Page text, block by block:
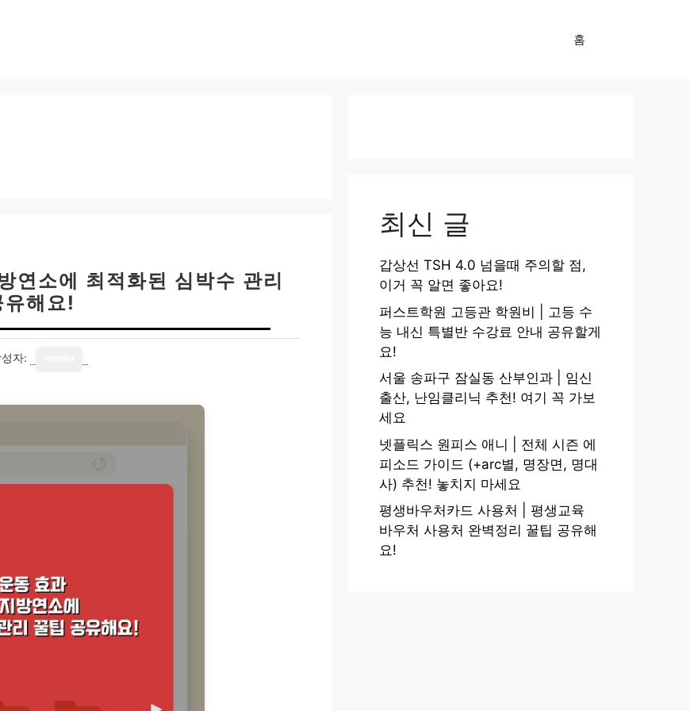
홈
연소에 최적화된 심박수 관리
해요!
자:
최신 글
갑상선 TSH 4.0 넘을때 주의할 점,
이거 꼭 알면 좋아요!
퍼스트학원 고등관 학원비 | 고등 수
능 내신 특별반 수강료 안내 공유할게
요!
서울 송파구 잠실동 산부인과 | 임신
출산, 난임클리닉 추천! 여기 꼭 가보
세요
넷플릭스 원피스 애니 | 전체 시즌 에
피소드 가이드 (+arc별, 명장면, 명대
사) 추천! 놓치지 마세요
평생바우처카드 사용처 | 평생교육
바우처 사용처 완벽정리 꿀팁 공유해
요!